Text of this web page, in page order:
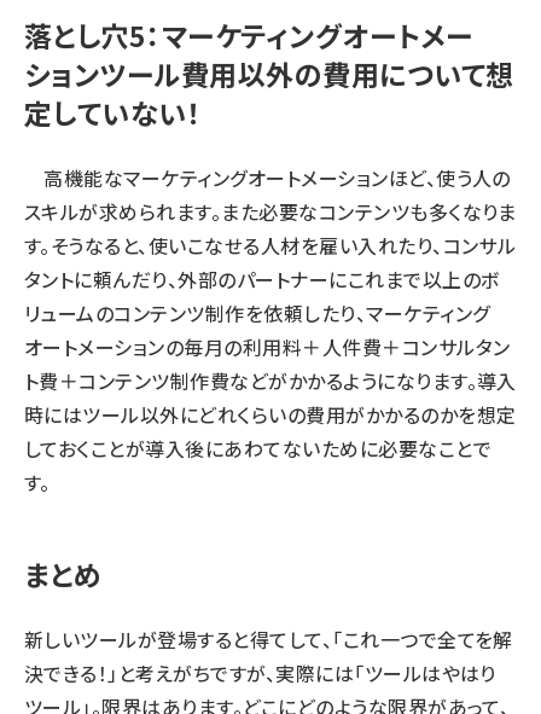
落とし穴5：マーケティングオートメー
ションツール費用以外の費用について想
定していない！
高機能なマーケティングオートメーションほど、使う人の
スキルが求められます。また必要なコンテンツも多くなりま
す。そうなると、使いこなせる人材を雇い入れたり、コンサル
タントに頼んだり、外部のパートナーにこれまで以上のボ
リュームのコンテンツ制作を依頼したり、マーケティング
オートメーションの毎月の利用料＋人件費＋コンサルタン
ト費＋コンテンツ制作費などがかかるようになります。導入
時にはツール以外にどれくらいの費用がかかるのかを想定
しておくことが導入後にあわてないために必要なことで
す。
まとめ
新しいツールが登場すると得てして、「これ一つで全てを解
決できる！」と考えがちですが、実際には「ツールはやはり
ツール」。限界はあります。どこにどのような限界があって、